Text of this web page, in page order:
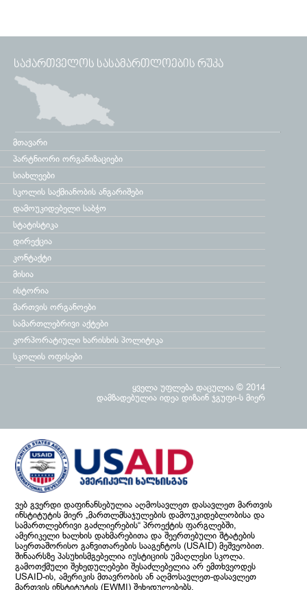
ᲡᲐᲥᲐᲠᲗᲕᲔᲚᲝᲡ ᲡᲐᲡᲐᲛᲐᲠᲗᲚᲝᲔᲑᲘᲡ ᲠᲣᲙᲐ
მთავარი
პარტნიორი ორგანიზაციები
სიახლეები
სკოლის საქმიანობის ანგარიშები
დამოუკიდებელი საბჭო
სტატისტიკა
დირექცია
კონტაქტი
მისია
ისტორია
მართვის ორგანოები
სამართლებრივი აქტები
კორპორატიული ხარისხის პოლიტიკა
სკოლის ოფისები
ყველა უფლება დაცულია © 2014
დამზადებულიაიდეა დიზაინ ჯგუფი-ს მიერ
ვებ გვერდი დაფინანსებულია აღმოსავლეთ დასავლეთ მართვის
ინსტიტუტის მიერ „მართლმსაჯულების დამოუკიდებლობისა და
სამართლებრივი გაძლიერების“ პროექტის ფარგლებში,
ამერიკელი ხალხის დახმარებითა და შეერთებული შტატების
საერთაშორისო განვითარების სააგენტოს (USAID) მეშვეობით.
შინაარსზე პასუხისმგებელია იუსტიციის უმაღლესი სკოლა.
გამოთქმული შეხედულებები შესაძლებელია არ ემთხვეოდეს
USAID-ის, ამერიკის მთავრობის ან აღმოსავლეთ-დასავლეთ
მართვის ინსტიტუტის (EWMI) შეხედულებებს.